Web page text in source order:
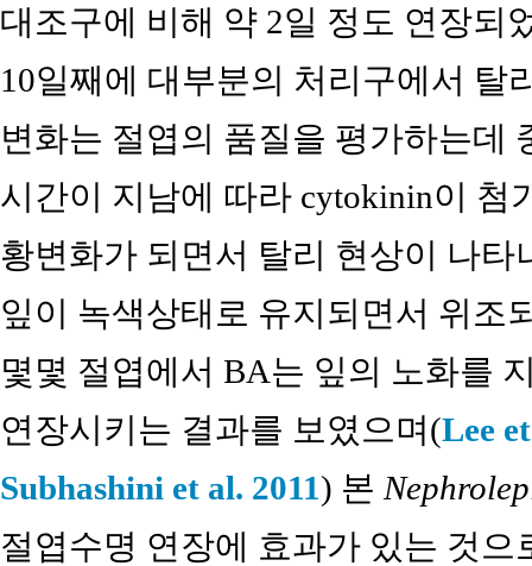
대조구에 비해 약 2일 정도 연장되
10일째에 대부분의 처리구에서 탈
변화는 절엽의 품질을 평가하는데
시간이 지남에 따라 cytokinin이 첨
황변화가 되면서 탈리 현상이 나
잎이 녹색상태로 유지되면서 위조
몇몇 절엽에서 BA는 잎의 노화를
연장시키는 결과를 보였으며(Lee
Subhashini et al. 2011) 본
절엽수명 연장에 효과가 있는 것